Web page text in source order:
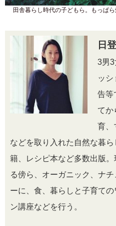
田舎暮らし時代の子どもら。もっぱ
日
3男3
ッシ
告等
てか
育、
などを取り入れた自然な暮
籍、レシピ本など多数出版
る傍ら、オーガニック、ナ
ーに、食、暮らしと子育て
ン講座などを行う。